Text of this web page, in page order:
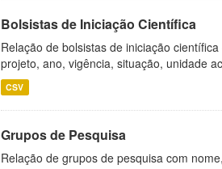
Bolsistas de Iniciação Científica
Relação de bolsistas de iniciação
projeto, ano, vigência, situação, unidade
CSV
Grupos de Pesquisa
Relação de grupos de pesquisa com